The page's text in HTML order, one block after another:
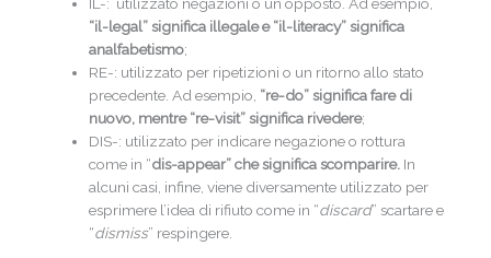
“il-legal” significa illegale e “il-literacy” significa
analfabetismo;
RE-: utilizzato per ripetizioni o un ritorno allo stato
precedente. Ad esempio, “re-do” significa fare di
nuovo, mentre “re-visit” significa rivedere;
DIS-: utilizzato per indicare negazione o rottura
come in “dis-appear” che significa scomparire. In
alcuni casi, infine, viene diversamente utilizzato per
esprimere l’idea di rifiuto come in “discard” scartare e
“dismiss” respingere.